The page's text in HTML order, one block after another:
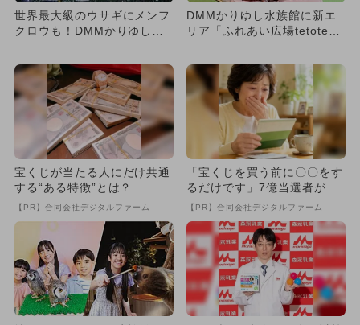
世界最大級のウサギにメンフ
クロウも！DMMかりゆし水
DMMかりゆし水族館に新エ
リア「ふれあい広場tetote」
宝くじが当たる人にだけ共通
する“ある特徴”とは？
【PR】合同会社デジタルファーム
「宝くじを買う前に〇〇をす
るだけです」7億当選者が続
出
【PR】合同会社デジタルファーム